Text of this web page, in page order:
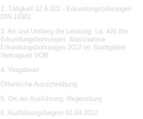
2. Tätigkeit 12 A 022 - Erkundungsbohrungen
DIN 18301
3. Art und Umfang der Leistung: ca. 426 lfm
Erkundungsbohrungen. Massnahme
Erkundungsbohrungen 2012 im Stadtgebiet
Vertragsart VOB
4. Vergabeart
Öffentliche Ausschreibung
5. Ort der Ausführung: Regensburg
6. Ausführungsbeginn 02.04.2012